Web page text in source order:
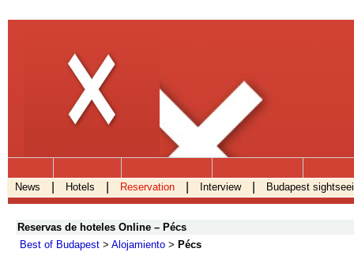
.
News Hotels Reservation Interview Budapest
Reservas de hoteles Online – Pécs
Best of Budapest > Alojamiento > Pécs